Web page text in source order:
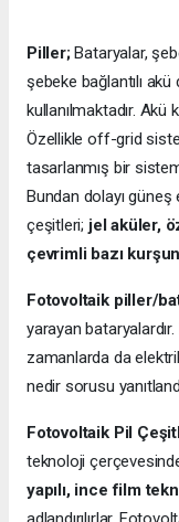
Piller;Bataryalar,
şebeke bağlantılı
kullanılmaktadır.
Özellikle off-grid
tasarlanmış bir
Bundan dolayı
çeşitleri; jel aküler,
çevrimli bazı
Fotovoltaik piller/
yarayan bataryalardır.
zamanlarda da
nedir sorusu
Fotovoltaik Pil
teknoloji
yapılı, ince film